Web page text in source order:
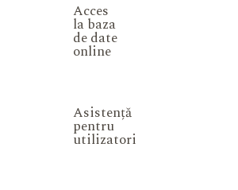
Acces
la baza
de date
online
Asistență
pentru
utilizatori